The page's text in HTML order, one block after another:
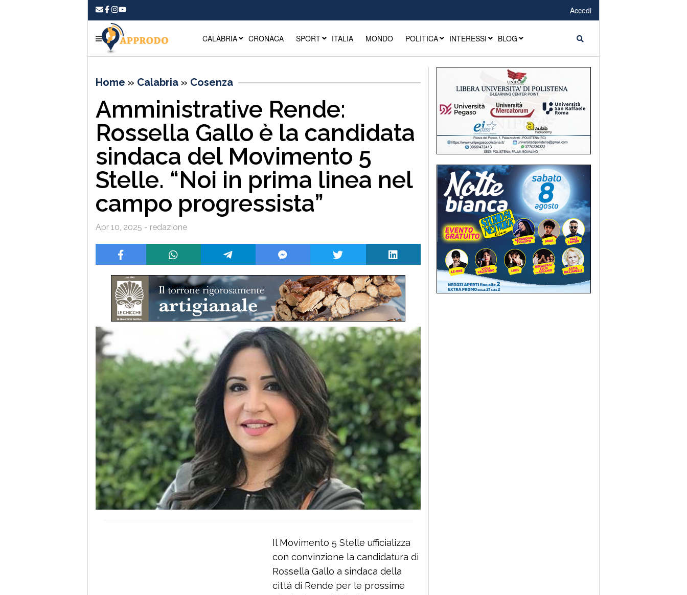
Accedi
CALABRIA CRONACA SPORT ITALIA MONDO POLITICA INTERESSI BLOG
Home » Calabria » Cosenza
Amministrative Rende:
Rossella Gallo è la candidata
sindaca del Movimento 5
Stelle. “Noi in prima linea nel
campo progressista”
Apr 10, 2025 - redazione
Il Movimento 5 Stelle ufficializza
con convinzione la candidatura di
Rossella Gallo a sindaca della
città di Rende per le prossime